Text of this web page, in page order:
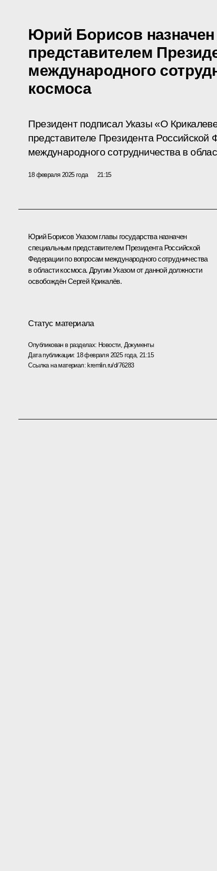
Юрий Борисов
представителем
международного
космоса
Президент подписал Указы «О
представителе Президента Российской
международного сотрудничества в
18 февраля 2025 года 21:15
Юрий Борисов Указом главы государства назначен
специальным представителем Президента Российской
Федерации по вопросам международного сотрудничества
в области космоса. Другим Указом от данной должности
освобождён Сергей Крикалёв.
Статус материала
Опубликован в разделах: Новости, Документы
Дата публикации: 18 февраля 2025 года, 21:15
Ссылка на материал: kremlin.ru/d/76283